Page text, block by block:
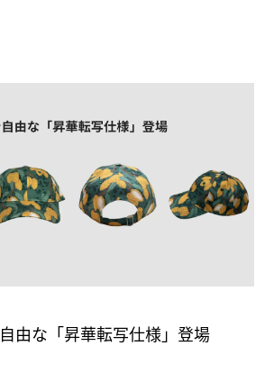
由な「昇華転写仕様」登場